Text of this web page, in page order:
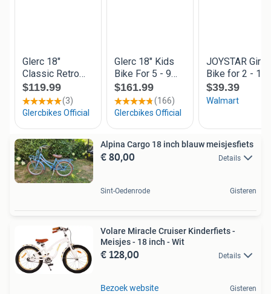
Alpina Cargo 18 inch blauw meisjesfiets
€ 80,00 Details
Sint-Oedenrode Gisteren
Volare Miracle Cruiser Kinderfiets -
Meisjes - 18 inch - Wit
€ 128,00 Details
Bezoek website Gisteren